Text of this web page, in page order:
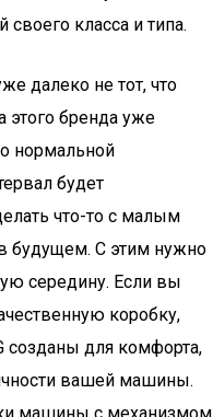
класса и типа.
далеко не тот, что
этого бренда уже
нормальной
будет
что-то с малым
будущем. С этим нужно
середину. Если вы
коробку,
для комфорта,
вашей машины.